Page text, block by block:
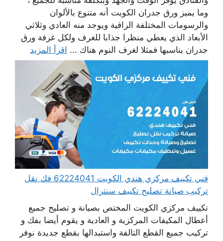
وما يميز ورق جدران الكويت أنه متنوع بالألوان
والرسومات المختلفة الراقية ويوجد منه العادي وثلاثي
الأبعاد الذي يعطي منظرا جذابا للغرف ولكل غرفة ورق
جدران يناسبها فمثلا لغرف النوم هناك ... اقرأ المزيد
فني تكييف مركزي هندي الكويت 62224041 فك نقل
تركيب صيانة تصليح تكييف سنترال
تكييف مركزي الكويت المختص بصيانة و تصليح جميع
أعطال المكيفات المركزية و العادية و يقوم أيضا بفك و
تركيب جميع القطع التالفة واستبدالها بقطع جديدة نوفر